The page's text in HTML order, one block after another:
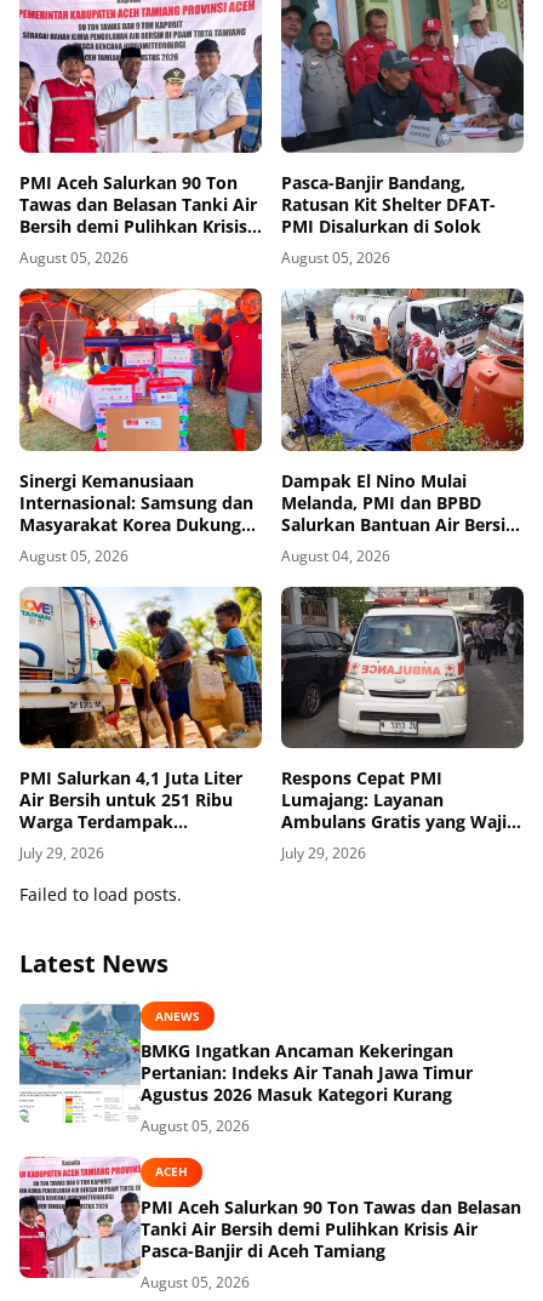
PMI Aceh Salurkan 90 Ton
Tawas dan Belasan Tanki Air
Bersih demi Pulihkan Krisis
Air Pasca-Banjir di Aceh
Tamiang
August 05, 2026
Pasca-Banjir Bandang,
Ratusan Kit Shelter DFAT-
PMI Disalurkan di Solok
August 05, 2026
Sinergi Kemanusiaan
Internasional: Samsung dan
Masyarakat Korea Dukung
Penguatan Gudang Logistik
Darurat PMI
August 05, 2026
Dampak El Nino Mulai
Melanda, PMI dan BPBD
Salurkan Bantuan Air Bersih
ke Desa Terdampak di
Ponorogo
August 04, 2026
PMI Salurkan 4,1 Juta Liter
Air Bersih untuk 251 Ribu
Warga Terdampak
Kekeringan di 13 Provinsi
July 29, 2026
Respons Cepat PMI
Lumajang: Layanan
Ambulans Gratis yang Wajib
Diketahui Warga
July 29, 2026
Failed to load posts.
Latest News
ANEWS
BMKG Ingatkan Ancaman Kekeringan
Pertanian: Indeks Air Tanah Jawa Timur
Agustus 2026 Masuk Kategori Kurang
August 05, 2026
ACEH
PMI Aceh Salurkan 90 Ton Tawas dan Belasan
Tanki Air Bersih demi Pulihkan Krisis Air
Pasca-Banjir di Aceh Tamiang
August 05, 2026